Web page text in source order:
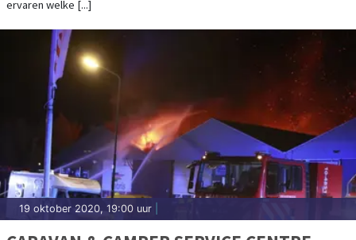
ervaren welke [...]
19 oktober 2020, 19:00 uur